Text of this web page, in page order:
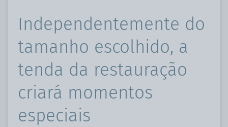
Independentemente do
tamanho escolhido, a
tenda da restauração
criará momentos
especiais